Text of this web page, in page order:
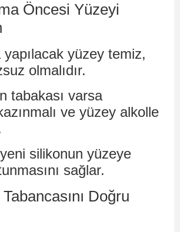
Öncesi Yüzeyi
yüzey temiz,
olmalıdır.
tabakası varsa
ve yüzey alkolle
silikonun yüzeye
sağlar.
Doğru